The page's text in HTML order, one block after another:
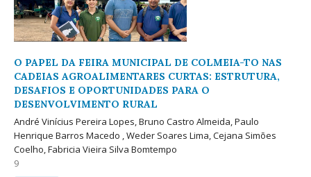
O PAPEL DA FEIRA MUNICIPAL DE COLMEIA-TO NAS
CADEIAS AGROALIMENTARES CURTAS: ESTRUTURA,
DESAFIOS E OPORTUNIDADES PARA O
DESENVOLVIMENTO RURAL
André Vinícius Pereira Lopes, Bruno Castro Almeida, Paulo
Henrique Barros Macedo , Weder Soares Lima, Cejana Simões
Coelho, Fabricia Vieira Silva Bomtempo
9